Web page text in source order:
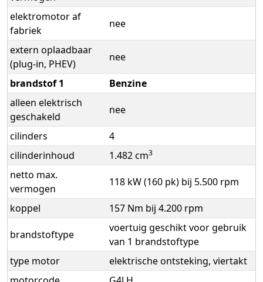
elektromotor af
fabriek
nee
extern oplaadbaar
(plug-in, PHEV)
nee
brandstof 1
Benzine
alleen elektrisch
geschakeld
nee
cilinders
4
cilinderinhoud
1.482 cm3
netto max.
vermogen
118 kW (160 pk) bij 5.500 rpm
koppel 157 Nm bij 4.200 rpm
brandstoftype
voertuig geschikt voor gebruik
van 1 brandstoftype
type motor
elektrische ontsteking, viertakt